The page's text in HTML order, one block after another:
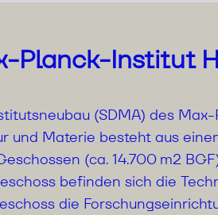
Planck-Institut
(SDMA) des
und Materie besteht aus
(ca. 14.700 m2
befinden sich die
die